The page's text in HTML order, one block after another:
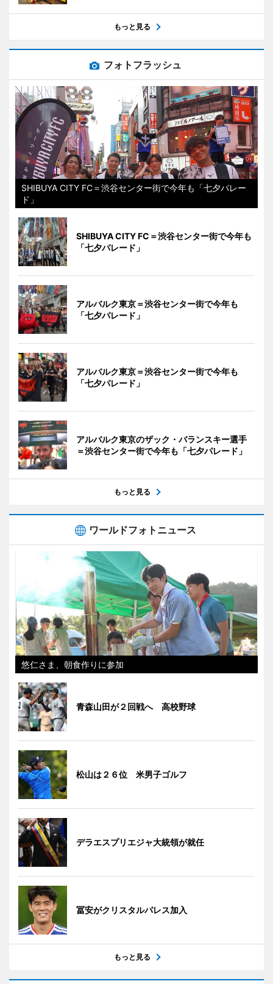
もっと見る
フォトフラッシュ
SHIBUYA CITY FC＝渋谷センター街で今年も「七夕パレー
ド」
SHIBUYA CITY FC＝渋谷センター街で今年も
「七夕パレード」
アルバルク東京＝渋谷センター街で今年も
「七夕パレード」
アルバルク東京＝渋谷センター街で今年も
「七夕パレード」
アルバルク東京のザック・バランスキー選手
＝渋谷センター街で今年も「七夕パレード」
もっと見る
ワールドフォトニュース
悠仁さま、朝食作りに参加
青森山田が２回戦へ 高校野球
松山は２６位 米男子ゴルフ
デラエスプリエジャ大統領が就任
冨安がクリスタルパレス加入
もっと見る